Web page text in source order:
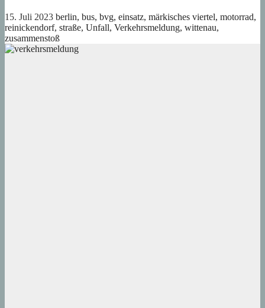
15. Juli 2023 berlin, bus, bvg, einsatz, märkisches viertel, motorrad,
reinickendorf, straße, Unfall, Verkehrsmeldung, wittenau,
zusammenstoß